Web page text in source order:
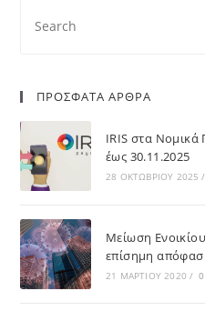
ΠΡΟΣΦΑΤΑ ΑΡΘΡΑ
IRIS στα
έως 30.11.2025
28 ΟΚΤΩΒΡΊΟΥ 2025 /
Μείωση
επίσημη
21 ΜΑΡΤΊΟΥ 2020 /